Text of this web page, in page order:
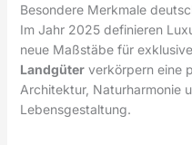
Besondere Merkmale
Im Jahr 2025 definieren
neue Maßstäbe für
Landgüterverkörpern eine
Architektur, Naturharmonie
Lebensgestaltung.